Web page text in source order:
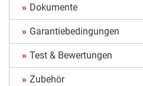
Dokumente
Garantiebedingungen
Test & Bewertungen
Zubehör